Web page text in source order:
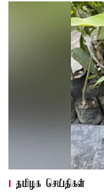
தமிழக செய்திகள்